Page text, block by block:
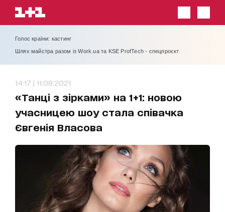
Голос країни: кастинг
Шлях майстра разом із Work.ua та KSE ProfTech - спецпроєкт
14:17 | 11.08.2021
«Танці з зірками» на 1+1: новою
учасницею шоу стала співачка
Євгенія Власова